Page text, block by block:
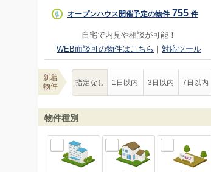
オープンハウス開催予定の物件 755 件
自宅で内見や相談が可能！
WEB面談可の物件はこちら ｜ 対応ツール
新着
物件
指定なし 1日以内 3日以内 7日以内
物件種別